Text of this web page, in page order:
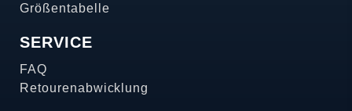
Größentabelle
SERVICE
FAQ
Retourenabwicklung